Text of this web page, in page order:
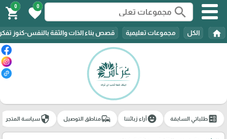
search
0
favorite
0
shopping_cart
home الكل مجموعات تعليمية قصص بناء الذات والثقة بالنفس-كنوز
ballotطلباتي السابقة emoji_emotionsآراء زبائننا commuteمناطق التوصيل securityسياسة المتجر